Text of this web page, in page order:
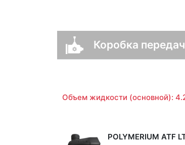
Коробка
Объем жидкости (основной):
POLYMERIUM ATF